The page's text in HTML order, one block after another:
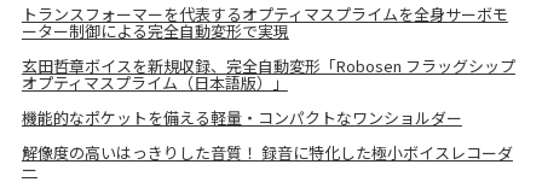
トランスフォーマーを代表するオプティマスプライムを全身サーボモ
ーター制御による完全自動変形で実現
玄田哲章ボイスを新規収録、完全自動変形「Robosen フラッグシップ
オプティマスプライム（日本語版）」
機能的なポケットを備える軽量・コンパクトなワンショルダー
解像度の高いはっきりした音質！ 録音に特化した極小ボイスレコーダ
ー